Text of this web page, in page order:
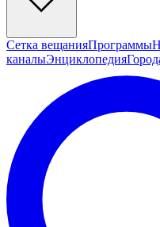
Сетка вещанияПрограммы
каналыЭнциклопедия